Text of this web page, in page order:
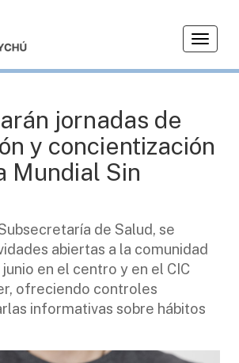
T
g
n
t
n
jornadas de
y concientización
Mundial Sin
de Salud, se
abiertas a la comunidad
en el centro y en el CIC
ofreciendo controles
informativas sobre hábitos